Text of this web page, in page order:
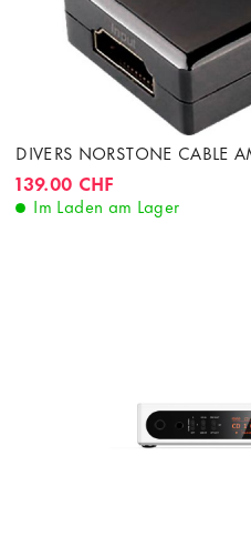
DIVERS NORSTONE CABLE
139.00 CHF
Im Laden am Lager